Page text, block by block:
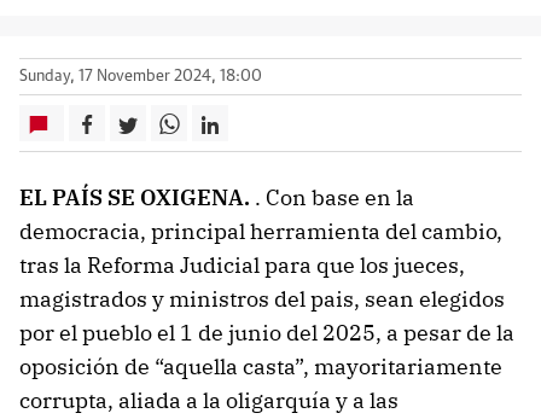
Sunday, 17 November 2024, 18:00
EL PAÍS SE OXIGENA. . Con base en la
democracia, principal herramienta del cambio,
tras la Reforma Judicial para que los jueces,
magistrados y ministros del pais, sean elegidos
por el pueblo el 1 de junio del 2025, a pesar de la
oposición de “aquella casta”, mayoritariamente
corrupta, aliada a la oligarquía y a las